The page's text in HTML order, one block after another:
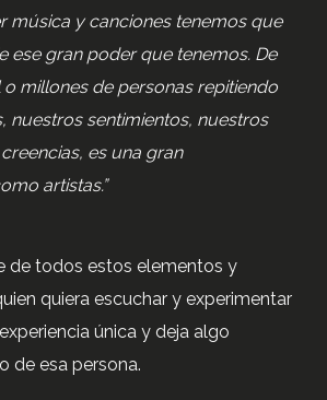
música y canciones tenemos que
ese gran poder que tenemos. De
millones de personas repitiendo
nuestros sentimientos, nuestros
es una gran
artistas.”
de todos estos elementos y
quiera escuchar y experimentar
única y deja algo
de esa persona.